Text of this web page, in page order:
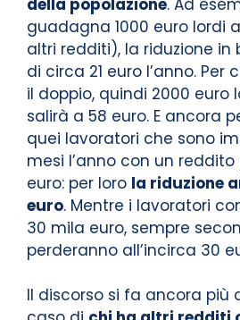
guadagna 1000 euro lordi
altri redditi), la riduzione
di circa 21 euro l’anno. Per
il doppio, quindi 2000 euro
salirà a 58 euro. E ancora
quei lavoratori che sono
mesi l’anno con un
euro: per loro la riduzione
euro. Mentre i lavoratori
30 mila euro, sempre
perderanno all’incirca 30
Il discorso si fa ancora più